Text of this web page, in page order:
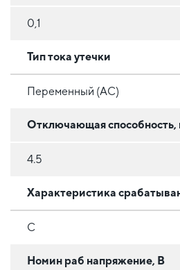
0,1
Тип тока утечки
Переменный (AC)
Отключающая способность,
4.5
Характеристика
C
Номин раб напряжение, В